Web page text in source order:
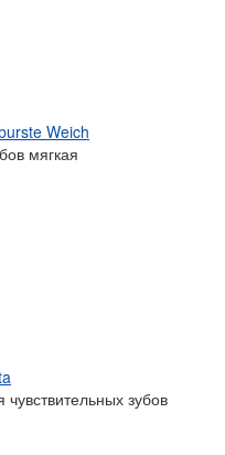
Weich
мягкая
зубов